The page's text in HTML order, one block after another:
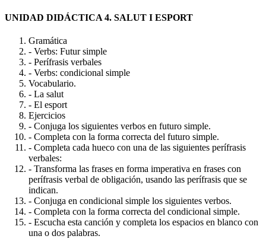
UNIDAD DIDÁCTICA 4. SALUT I ESPORT
Gramática
- Verbs: Futur simple
- Perífrasis verbales
- Verbs: condicional simple
Vocabulario.
- La salut
- El esport
Ejercicios
- Conjuga los siguientes verbos en futuro simple.
- Completa con la forma correcta del futuro simple.
- Completa cada hueco con una de las siguientes perífrasis
verbales:
- Transforma las frases en forma imperativa en frases con
perífrasis verbal de obligación, usando las perífrasis que se
indican.
- Conjuga en condicional simple los siguientes verbos.
- Completa con la forma correcta del condicional simple.
- Escucha esta canción y completa los espacios en blanco con
una o dos palabras.